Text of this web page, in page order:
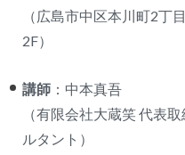
（広島市中区本川町2
2F）
講師：中本真吾
（有限会社大蔵笑 代表
ルタント）